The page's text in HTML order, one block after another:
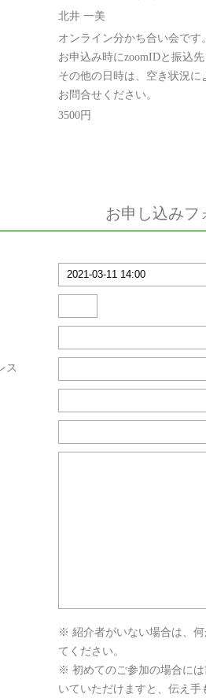
北井 一美
オンライン分かち合い会です。
お申込み時にzoomIDと振込
その他の日時は、空き状況に
お問合せください。
3500円
お申し込みフ
ス
※ 紹介者がいない場合は、何
てください。
※ 初めてのご参加の場合に
いていただけますと、伝え手